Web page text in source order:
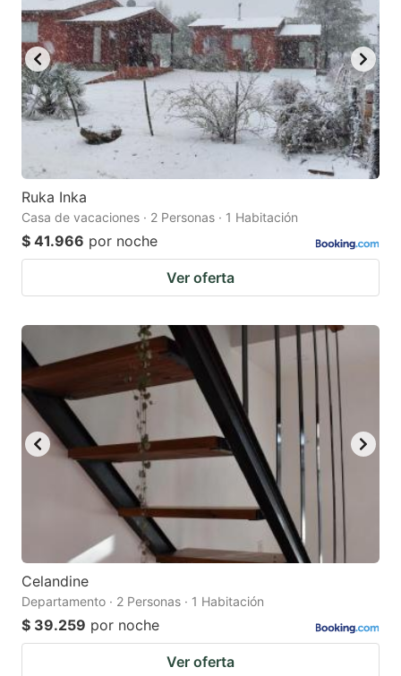
Ruka Inka
Casa de vacaciones · 2 Personas · 1 Habitación
$ 41.966 por noche
Ver oferta
Celandine
Departamento · 2 Personas · 1 Habitación
$ 39.259 por noche
Ver oferta